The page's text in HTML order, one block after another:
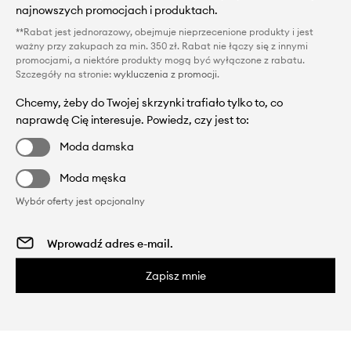
najnowszych promocjach i produktach.
**Rabat jest jednorazowy, obejmuje nieprzecenione produkty i jest
ważny przy zakupach za min. 350 zł. Rabat nie łączy się z innymi
promocjami, a niektóre produkty mogą być wyłączone z rabatu.
Szczegóły na stronie: wykluczenia z promocji.
Chcemy, żeby do Twojej skrzynki trafiało tylko to, co
naprawdę Cię interesuje. Powiedz, czy jest to:
Moda damska
Moda męska
Wybór oferty jest opcjonalny
Zapisz mnie